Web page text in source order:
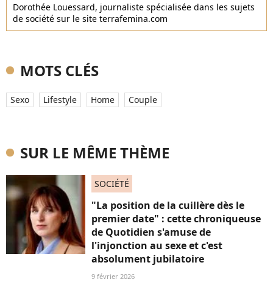
Dorothée Louessard, journaliste spécialisée dans les sujets
de société sur le site terrafemina.com
MOTS CLÉS
Sexo Lifestyle Home Couple
SUR LE MÊME THÈME
SOCIÉTÉ
"La position de la cuillère dès le
premier date" : cette chroniqueuse
de Quotidien s'amuse de
l'injonction au sexe et c'est
absolument jubilatoire
9 février 2026